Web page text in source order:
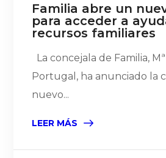
Familia abre un
para acceder a
recursos familiares
La concejala de Familia,
Portugal, ha anunciado la
nuevo...
LEER MÁS